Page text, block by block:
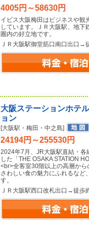
4005円～58630円
イビス大阪梅田はビジネスや観
しています。ＪＲ大阪駅、地
圏内の好立地です。
ＪＲ大阪駅御堂筋口南口出口→
大阪ステーションホテ
ョン
[大阪駅・梅田・中之島]
24194円～255530円
2024年7月、JR大阪駅直結・各
した「THE OSAKA STATION
<br>全客室30階以上の高層か
さわしい食の魅力にふれるなど
す。
ＪＲ大阪駅西口改札出口→徒歩